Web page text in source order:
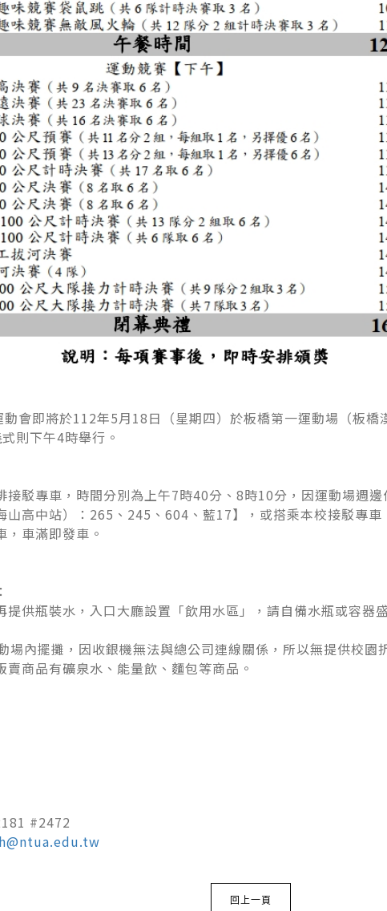
會即將於112年5月18日（星期四）於板橋第一運動場（板
則下午4時舉行。
接駁專車，時間分別為上午7時40分、8時10分，因運動場週
山高中站）：265、245、604、藍17】，或搭乘本校接駁專
，車滿即發車。
提供瓶裝水，入口大廳設置「飲用水區」，請自備水瓶或容器
內擺攤，因收銀機無法與總公司連線關係，所以無提供校園
賣商品有礦泉水、能量飲、麵包等商品。
#2472
回上一頁